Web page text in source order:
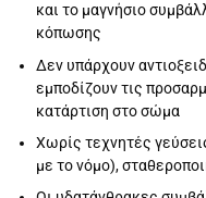
και το μαγνήσιο
κόπωσης
Δεν υπάρχουν
εμποδίζουν τις
κατάρτιση στο σώμα
Χωρίς τεχνητές
με το νόμο),